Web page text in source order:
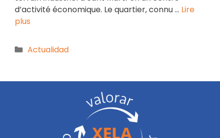
d’activité économique. Le quartier, connu … Lire
plus
Actualidad